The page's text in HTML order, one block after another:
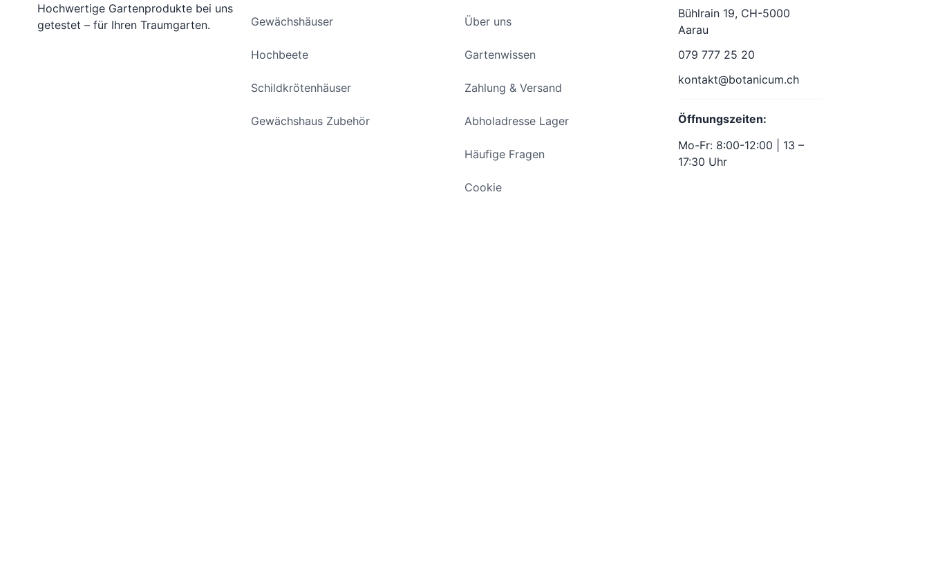
Hochwertige Gartenprodukte bei uns
getestet – für Ihren Traumgarten.
Gewächshäuser
Hochbeete
Schildkrötenhäuser
Gewächshaus Zubehör
Über uns
Gartenwissen
Zahlung & Versand
Abholadresse Lager
Häufige Fragen
Cookie
Bühlrain 19, CH-5000
Aarau
079 777 25 20
kontakt@botanicum.ch
Öffnungszeiten:
Mo-Fr: 8:00-12:00 | 13 –
17:30 Uhr